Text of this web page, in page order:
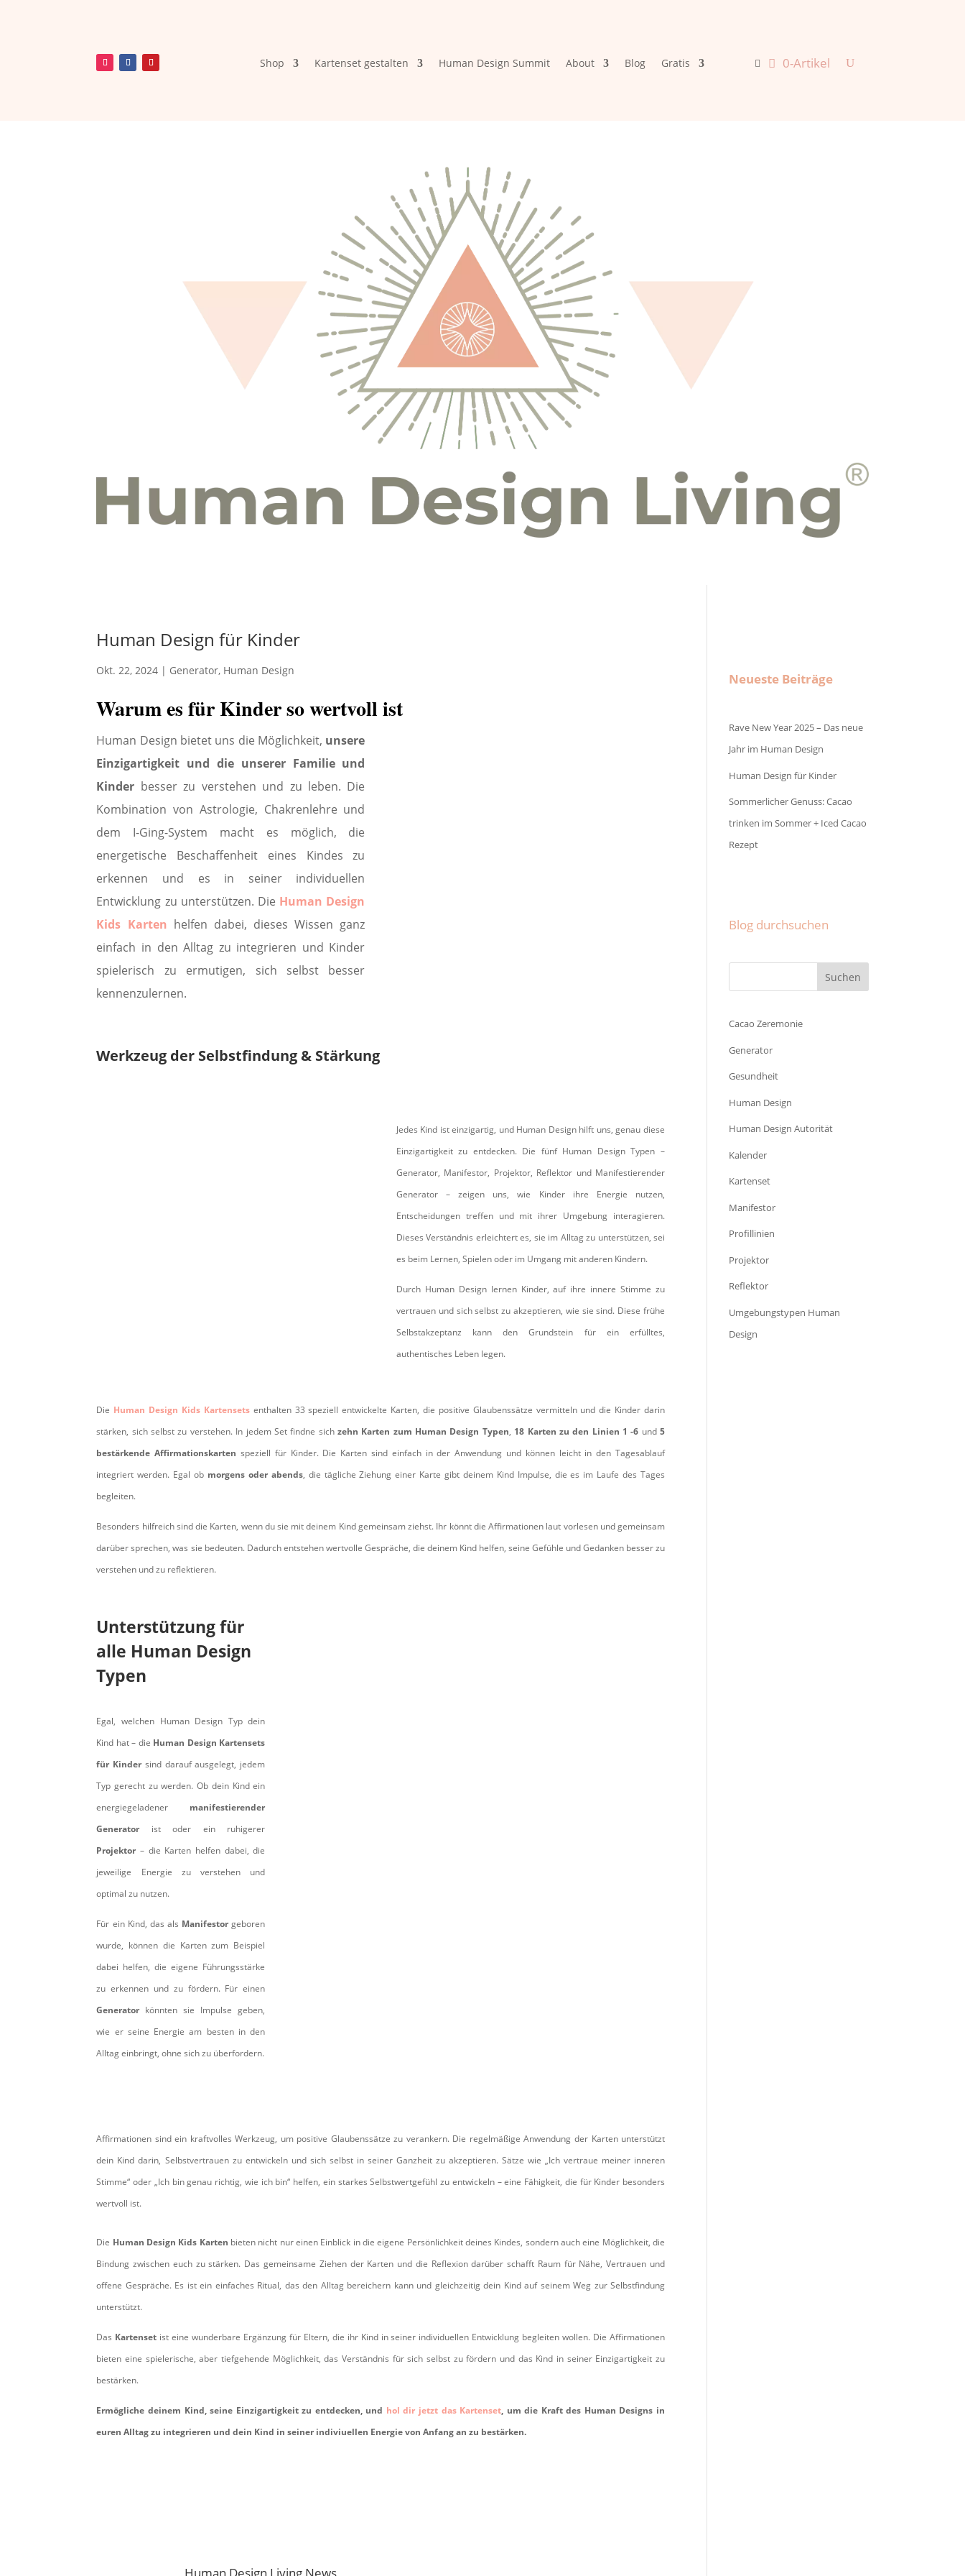
Shop Kartenset gestalten Human Design Summit About Blog Gratis  0-Artikel
Human Design für Kinder
Okt. 22, 2024 | Generator, Human Design
Warum es für Kinder so wertvoll ist
Human Design bietet uns die Möglichkeit, unsere
Einzigartigkeit und die unserer Familie und
Kinder besser zu verstehen und zu leben. Die
Kombination von Astrologie, Chakrenlehre und
dem I-Ging-System macht es möglich, die
energetische Beschaffenheit eines Kindes zu
erkennen und es in seiner individuellen
Entwicklung zu unterstützen. Die Human Design
Kids Karten helfen dabei, dieses Wissen ganz
einfach in den Alltag zu integrieren und Kinder
spielerisch zu ermutigen, sich selbst besser
kennenzulernen.
Werkzeug der Selbstfindung & Stärkung
Jedes Kind ist einzigartig, und Human Design hilft uns, genau diese
Einzigartigkeit zu entdecken. Die fünf Human Design Typen –
Generator, Manifestor, Projektor, Reflektor und Manifestierender
Generator – zeigen uns, wie Kinder ihre Energie nutzen,
Entscheidungen treffen und mit ihrer Umgebung interagieren.
Dieses Verständnis erleichtert es, sie im Alltag zu unterstützen, sei
es beim Lernen, Spielen oder im Umgang mit anderen Kindern.
Durch Human Design lernen Kinder, auf ihre innere Stimme zu
vertrauen und sich selbst zu akzeptieren, wie sie sind. Diese frühe
Selbstakzeptanz kann den Grundstein für ein erfülltes,
authentisches Leben legen.
Die Human Design Kids Kartensetsenthalten 33 speziell entwickelte Karten, die positive Glaubenssätze vermitteln und die Kinder darin
stärken, sich selbst zu verstehen. In jedem Set findne sich zehn Karten zum Human Design Typen, 18 Karten zu den Linien 1 -6 und5
bestärkende Affirmationskarten speziell für Kinder. Die Karten sind einfach in der Anwendung und können leicht in den Tagesablauf
integriert werden. Egal ob morgens oder abends, die tägliche Ziehung einer Karte gibt deinem Kind Impulse, die es im Laufe des Tages
begleiten.
Besonders hilfreich sind die Karten, wenn du sie mit deinem Kind gemeinsam ziehst. Ihr könnt die Affirmationen laut vorlesen und gemeinsam
darüber sprechen, was sie bedeuten. Dadurch entstehen wertvolle Gespräche, die deinem Kind helfen, seine Gefühle und Gedanken besser zu
verstehen und zu reflektieren.
Unterstützung für
alle Human Design
Typen
Egal, welchen Human Design Typ dein
Kind hat – die Human Design Kartensets
für Kindersind darauf ausgelegt, jedem
Typ gerecht zu werden. Ob dein Kind ein
energiegeladener manifestierender
Generatorist oder ein ruhigerer
Projektor– die Karten helfen dabei, die
jeweilige Energie zu verstehen und
optimal zu nutzen.
Für ein Kind, das als Manifestorgeboren
wurde, können die Karten zum Beispiel
dabei helfen, die eigene Führungsstärke
zu erkennen und zu fördern. Für einen
Generatorkönnten sie Impulse geben,
wie er seine Energie am besten in den
Alltag einbringt, ohne sich zu überfordern.
Affirmationen sind ein kraftvolles Werkzeug, um positive Glaubenssätze zu verankern. Die regelmäßige Anwendung der Karten unterstützt
dein Kind darin, Selbstvertrauen zu entwickeln und sich selbst in seiner Ganzheit zu akzeptieren. Sätze wie „Ich vertraue meiner inneren
Stimme“ oder „Ich bin genau richtig, wie ich bin“ helfen, ein starkes Selbstwertgefühl zu entwickeln – eine Fähigkeit, die für Kinder besonders
wertvoll ist.
Die Human Design Kids Karten bieten nicht nur einen Einblick in die eigene Persönlichkeit deines Kindes, sondern auch eine Möglichkeit, die
Bindung zwischen euch zu stärken. Das gemeinsame Ziehen der Karten und die Reflexion darüber schafft Raum für Nähe, Vertrauen und
offene Gespräche. Es ist ein einfaches Ritual, das den Alltag bereichern kann und gleichzeitig dein Kind auf seinem Weg zur Selbstfindung
unterstützt.
Das Kartenset ist eine wunderbare Ergänzung für Eltern, die ihr Kind in seiner individuellen Entwicklung begleiten wollen. Die Affirmationen
bieten eine spielerische, aber tiefgehende Möglichkeit, das Verständnis für sich selbst zu fördern und das Kind in seiner Einzigartigkeit zu
bestärken.
Ermögliche deinem Kind, seine Einzigartigkeit zu entdecken, und hol dir jetzt das Kartenset, um die Kraft des Human Designs in
euren Alltag zu integrieren und dein Kind in seiner indiviuellen Energie von Anfang an zu bestärken.
Neueste Beiträge
Rave New Year 2025 – Das neue
Jahr im Human Design
Human Design für Kinder
Sommerlicher Genuss: Cacao
trinken im Sommer + Iced Cacao
Rezept
Blog durchsuchen
Cacao Zeremonie
Generator
Gesundheit
Human Design
Human Design Autorität
Kalender
Kartenset
Manifestor
Profillinien
Projektor
Reflektor
Umgebungstypen Human
Design